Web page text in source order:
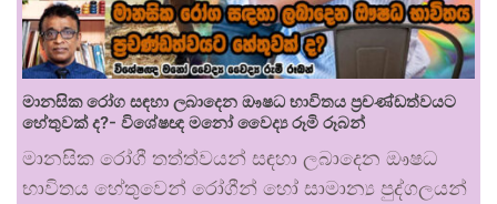
මානසික රෝග සඳහා ලබාදෙන ඖෂධ භාවිතය ප්‍රචණ්ඩත්වයට
හේතුවක් ද?- විශේෂඥ මනෝ වෛද්‍ය රූමි රූබන්
මානසික රෝගී තත්ත්වයන් සඳහා ලබාදෙන ඖෂධ
භාවිතය හේතුවෙන් රෝගීන් හෝ සාමාන්‍ය පුද්ගලයන්